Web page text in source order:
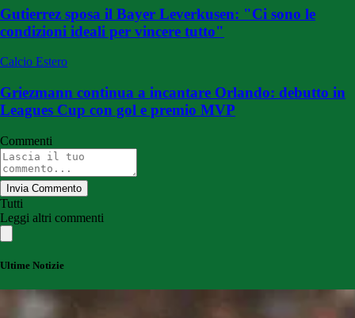
Gutierrez sposa il Bayer Leverkusen: "Ci sono le
condizioni ideali per vincere tutto"
Calcio Estero
Griezmann continua a incantare Orlando: debutto in
Leagues Cup con gol e premio MVP
Commenti
Invia Commento
Tutti
Leggi altri commenti
Ultime Notizie